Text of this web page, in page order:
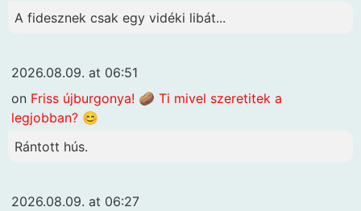
A fidesznek csak egy vidéki libát...
2026.08.09. at 06:51
on Friss újburgonya! 🥔 Ti mivel szeretitek a
legjobban? 😊
Rántott hús.
2026.08.09. at 06:27